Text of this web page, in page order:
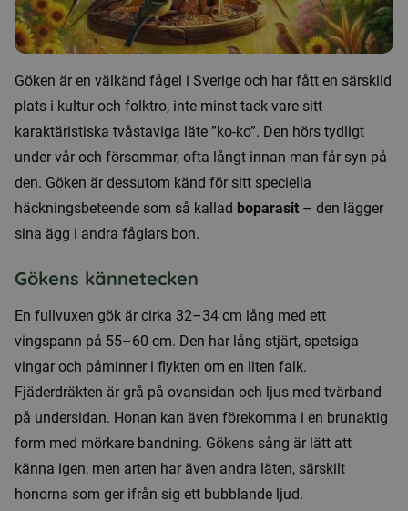
Göken är en välkänd fågel i Sverige och har fått en särskild
plats i kultur och folktro, inte minst tack vare sitt
karaktäristiska tvåstaviga läte ”ko-ko”. Den hörs tydligt
under vår och försommar, ofta långt innan man får syn på
den. Göken är dessutom känd för sitt speciella
häckningsbeteende som så kallad boparasit – den lägger
sina ägg i andra fåglars bon.
Gökens kännetecken
En fullvuxen gök är cirka 32–34 cm lång med ett
vingspann på 55–60 cm. Den har lång stjärt, spetsiga
vingar och påminner i flykten om en liten falk.
Fjäderdräkten är grå på ovansidan och ljus med tvärband
på undersidan. Honan kan även förekomma i en brunaktig
form med mörkare bandning. Gökens sång är lätt att
känna igen, men arten har även andra läten, särskilt
honorna som ger ifrån sig ett bubblande ljud.